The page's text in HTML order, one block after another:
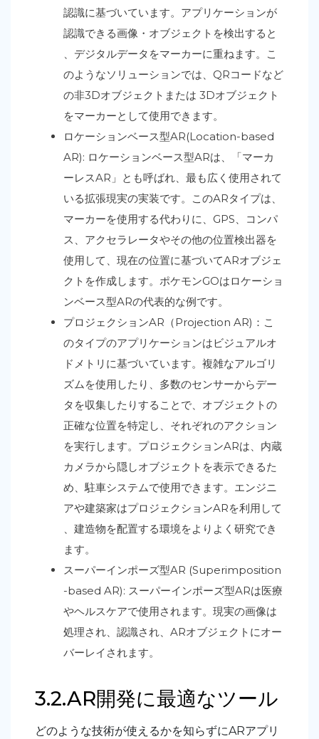
認識に基づいています。アプリケーションが
認識できる画像・オブジェクトを検出すると
、デジタルデータをマーカーに重ねます。こ
のようなソリューションでは、QRコードなど
の非3Dオブジェクトまたは 3Dオブジェクト
をマーカーとして使用できます。
ロケーションベース型AR(Location-based
AR): ロケーションベース型ARは、「マーカ
ーレスAR」とも呼ばれ、最も広く使用されて
いる拡張現実の実装です。このARタイプは、
マーカーを使用する代わりに、GPS、コンパ
ス、アクセラレータやその他の位置検出器を
使用して、現在の位置に基づいてARオブジェ
クトを作成します。ポケモンGOはロケーショ
ンベース型ARの代表的な例です。
プロジェクションAR（Projection AR)：こ
のタイプのアプリケーションはビジュアルオ
ドメトリに基づいています。複雑なアルゴリ
ズムを使用したり、多数のセンサーからデー
タを収集したりすることで、オブジェクトの
正確な位置を特定し、それぞれのアクション
を実行します。プロジェクションARは、内蔵
カメラから隠しオブジェクトを表示できるた
め、駐車システムで使用できます。エンジニ
アや建築家はプロジェクションARを利用して
、建造物を配置する環境をよりよく研究でき
ます。
スーパーインポーズ型AR (Superimposition
-based AR): スーパーインポーズ型ARは医療
やヘルスケアで使用されます。現実の画像は
処理され、認識され、ARオブジェクトにオー
バーレイされます。
3.2.AR開発に最適なツール
どのような技術が使えるかを知らずにARアプリ